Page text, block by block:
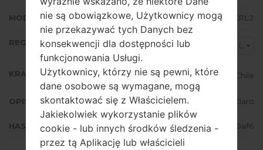
MODEM/CP WERSJA J710MNUBU4CRL2
REGION CHL
KRAJ Chile
OPIS Claro
HASH 5b547c7f663964660bb8a62e860f0af6
nie są obowiązkowe, Użytkownicy mogą
nie przekazywać tych Danych bez
konsekwencji dla dostępności lub
funkcjonowania Usługi.
Użytkownicy, którzy nie są pewni, które
dane osobowe są wymagane, mogą
skontaktować się z Właścicielem.
Jakiekolwiek wykorzystanie plików
cookie - lub innych środków śledzenia -
przez tą Aplikację lub właścicieli